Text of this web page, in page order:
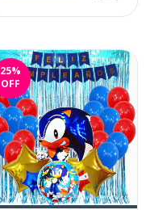
25%
OFF